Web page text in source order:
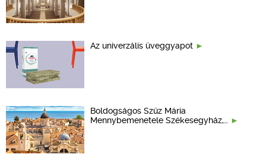
Az univerzális üveggyapot
Boldogságos Szűz Mária
Mennybemenetele Székesegyház,…